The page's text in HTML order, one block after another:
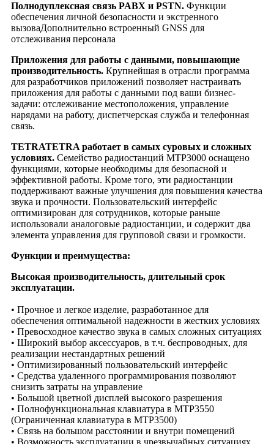
Полнодуплексная связь PABX и PSTN. Функции
обеспечения личной безопасности и экстренного
вызоваДополнительно встроенный GNSS для
отслеживания персонала
Приложения для работы с данными, повышающие
производительность. Крупнейшая в отрасли программа
для разработчиков приложений позволяет настраивать
приложения для работы с данными под ваши бизнес-
задачи: отслеживание местоположения, управление
нарядами на работу, диспетчерская служба и телефонная
связь.
TETRATETRA работает в самых суровых и сложных
условиях. Семейство радиостанций MTP3000 оснащено
функциями, которые необходимы для безопасной и
эффективной работы. Кроме того, эти радиостанции
поддерживают важные улучшения для повышения качества
звука и прочности. Пользовательский интерфейс
оптимизирован для сотрудников, которые раньше
использовали аналоговые радиостанции, и содержит два
элемента управления для групповой связи и громкости.
Функции и преимущества:
Высокая производительность, длительный срок
эксплуатации.
• Прочное и легкое изделие, разработанное для
обеспечения оптимальной надежности в жестких условиях
• Превосходное качество звука в самых сложных ситуациях
• Широкий выбор аксессуаров, в т.ч. беспроводных, для
реализации нестандартных решений
• Оптимизированный пользовательский интерфейс
• Средства удаленного программирования позволяют
снизить затраты на управление
• Большой цветной дисплей высокого разрешения
• Полнофункциональная клавиатура в МТР3550
(Ограниченная клавиатура в МТР3500)
• Связь на большом расстоянии и внутри помещений